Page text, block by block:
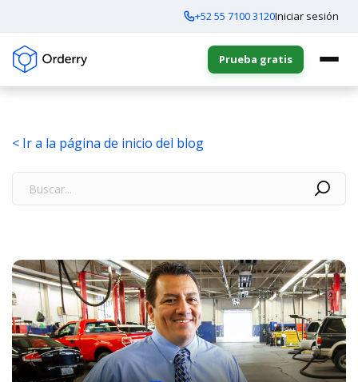
+52 55 7100 3120Iniciar sesión
Prueba gratis
< Ir a la página de inicio del blog